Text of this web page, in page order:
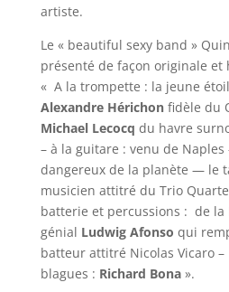
artiste.
Le « beautiful sexy band »
présenté de façon originale et
« A la trompette : la jeune
Alexandre Hérichonfidèle du
Michael Lecocq du havre
– à la guitare : venu de
dangereux de la planète — le
musicien attitré du Trio
batterie et percussions : de la
génial Ludwig Afonso qui
batteur attitré Nicolas Vicaro
blagues : Richard Bona ».